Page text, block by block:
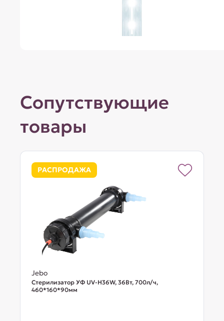
Сопутствующие
товары
РАСПРОДАЖА
Jebo
Стерилизатор УФ UV-H36W, 36Вт, 700л/ч,
460*160*90мм